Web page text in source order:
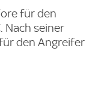
für den
Nach seiner
den Angreifer